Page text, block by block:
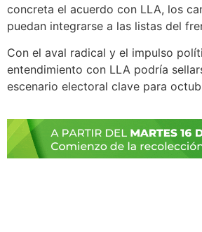
concreta el acuerdo con LLA, los
puedan integrarse a las listas del
Con el aval radical y el impulso
entendimiento con LLA podría
escenario electoral clave para